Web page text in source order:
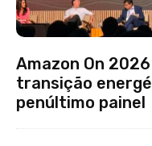
Amazon On
transição
penúltimo painel